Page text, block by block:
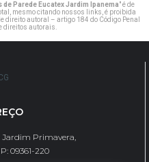
Parede Eucatex Jardim Ipanema" é de
mesmo citando nossos links, é proibida
direito autoral – artigo 184 do Código Penal
direitos autorais.
Jardim Primavera,
09361-220